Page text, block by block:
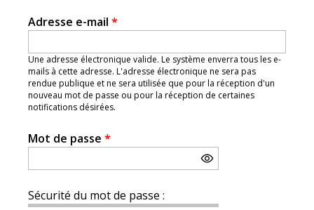
Adresse e-mail *
Une adresse électronique valide. Le système enverra tous les e-
mails à cette adresse. L'adresse électronique ne sera pas
rendue publique et ne sera utilisée que pour la réception d'un
nouveau mot de passe ou pour la réception de certaines
notifications désirées.
Mot de passe *
Sécurité du mot de passe :